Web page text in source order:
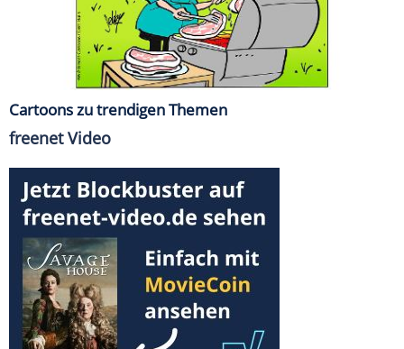
Cartoons zu trendigen Themen
freenet Video